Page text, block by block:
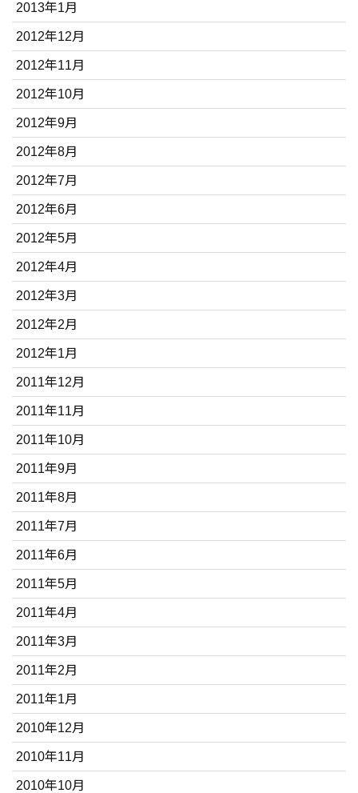
2013年1月
2012年12月
2012年11月
2012年10月
2012年9月
2012年8月
2012年7月
2012年6月
2012年5月
2012年4月
2012年3月
2012年2月
2012年1月
2011年12月
2011年11月
2011年10月
2011年9月
2011年8月
2011年7月
2011年6月
2011年5月
2011年4月
2011年3月
2011年2月
2011年1月
2010年12月
2010年11月
2010年10月